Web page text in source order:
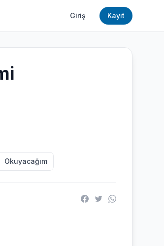
Giriş Kayıt
Okuyacağım